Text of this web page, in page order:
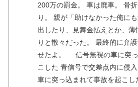
200万の罰金。 車は廃車。 骨
り。 親が「助けなかった俺に
出したり、見舞金払えとか、薄
りと散々だった。 最終的に弁
せたよ。 信号無視の車に突っ
こした 青信号で交差点内に侵
車に突っ込まれて事故を起こし